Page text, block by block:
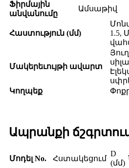
Ֆիրմային
անվանումը
Ամսաթիվ
Հաստություն (մմ)
1.5,
Մակերեւույթի ավարտ
Կողպեք
Ապրանքի
Մոդել No. Հստակեցում
D
(մմ)